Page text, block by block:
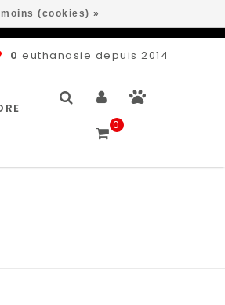
0 euthanasie depuis 2014
0
(cookies) »